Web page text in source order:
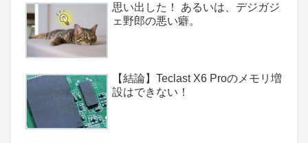
思い出した！ あるいは、デジガジ
ェ野郎の悪い癖。
【結論】Teclast X6 Proのメモリ増
設はできない！